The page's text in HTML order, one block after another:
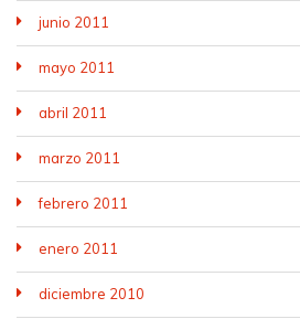
junio 2011
mayo 2011
abril 2011
marzo 2011
febrero 2011
enero 2011
diciembre 2010